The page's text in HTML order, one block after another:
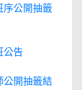
序公開抽籤
公告
公開抽籤結